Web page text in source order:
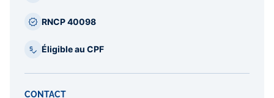
RNCP 40098
Éligible au CPF
CONTACT